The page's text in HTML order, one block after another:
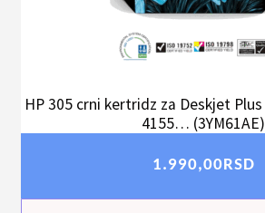
HP 305 crni kertridz za Deskjet
4155… (3YM61AE)
1.990,00RSD